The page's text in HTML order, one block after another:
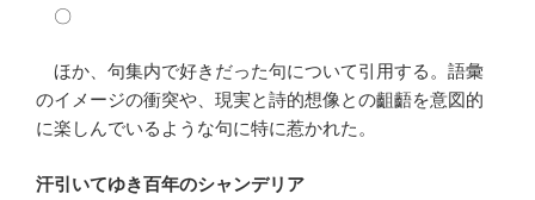
〇
ほか、句集内で好きだった句について引用する。語彙
のイメージの衝突や、現実と詩的想像との齟齬を意図的
に楽しんでいるような句に特に惹かれた。
汗引いてゆき百年のシャンデリア